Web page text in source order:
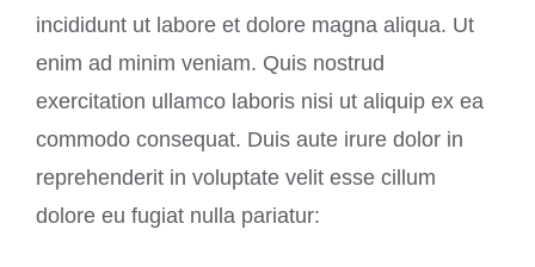
incididunt ut labore et dolore magna aliqua. Ut
enim ad minim veniam. Quis nostrud
exercitation ullamco laboris nisi ut aliquip ex ea
commodo consequat. Duis aute irure dolor in
reprehenderit in voluptate velit esse cillum
dolore eu fugiat nulla pariatur: